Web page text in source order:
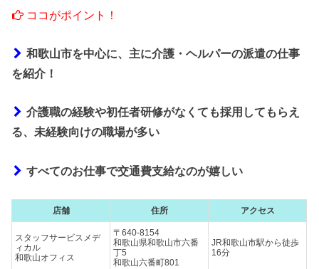
ココがポイント！
和歌山市を中心に、主に介護・ヘルパーの派遣の仕事
を紹介！
介護職の経験や初任者研修がなくても採用してもらえ
る、未経験向けの職場が多い
すべてのお仕事で交通費支給なのが嬉しい
店舗 住所 アクセス
スタッフサービスメデ
ィカル
和歌山オフィス
〒640-8154
和歌山県和歌山市六番
丁5
和歌山六番町801
JR和歌山市駅から徒歩
16分